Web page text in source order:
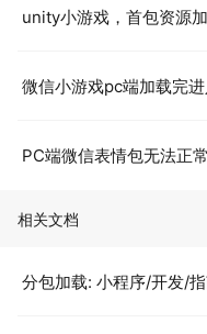
unity小游戏，首包资源加载方式为“小
微信小游戏pc端加载完
PC端微信表情包无法正
相关文档
分包加载: 小程序/开发/